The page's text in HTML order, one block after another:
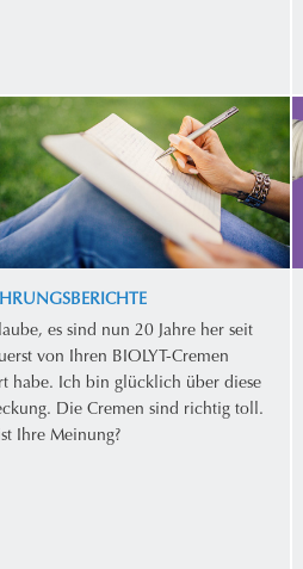
es sind nun 20 Jahre her seit
von Ihren BIOLYT-Cremen
habe. Ich bin glücklich über diese
Die Cremen sind richtig toll.
Ihre Meinung?